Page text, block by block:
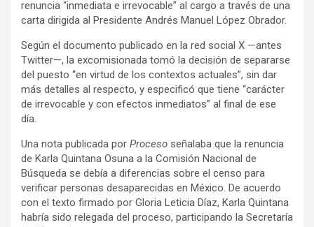
renuncia “inmediata e irrevocable” al cargo a través de una
carta dirigida al Presidente Andrés Manuel López Obrador.
Según el documento publicado en la red social X —antes
Twitter—, la excomisionada tomó la decisión de separarse
del puesto “en virtud de los contextos actuales”, sin dar
más detalles al respecto, y especificó que tiene “carácter
de irrevocable y con efectos inmediatos” al final de ese
día.
Una nota publicada por Proceso señalaba que la renuncia
de Karla Quintana Osuna a la Comisión Nacional de
Búsqueda se debía a diferencias sobre el censo para
verificar personas desaparecidas en México. De acuerdo
con el texto firmado por Gloria Leticia Díaz, Karla Quintana
habría sido relegada del proceso, participando la Secretaría